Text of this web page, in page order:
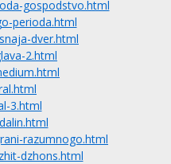
gospodstvo.html
perioda.html
dver.html
2.html
3.html
razumnogo.html
dzhons.html